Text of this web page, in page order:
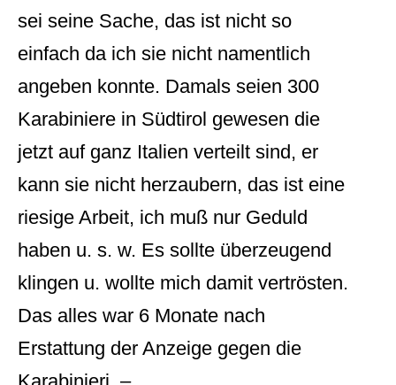
sei seine Sache, das ist nicht so
einfach da ich sie nicht namentlich
angeben konnte. Damals seien 300
Karabiniere in Südtirol gewesen die
jetzt auf ganz Italien verteilt sind, er
kann sie nicht herzaubern, das ist eine
riesige Arbeit, ich muß nur Geduld
haben u. s. w. Es sollte überzeugend
klingen u. wollte mich damit vertrösten.
Das alles war 6 Monate nach
Erstattung der Anzeige gegen die